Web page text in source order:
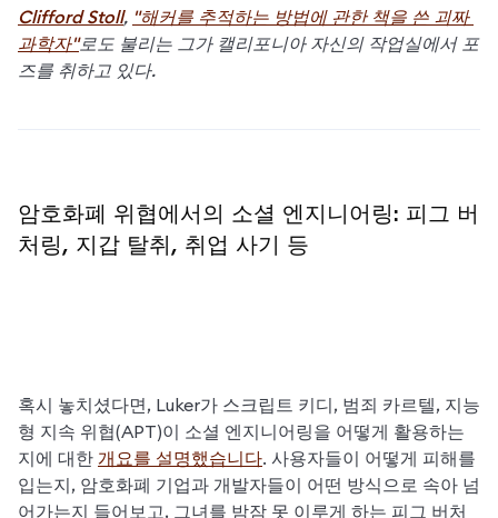
Clifford Stoll, "해커를 추적하는 방법에 관한 책을 쓴 괴짜
과학자"로도 불리는 그가 캘리포니아 자신의 작업실에서 포
즈를 취하고 있다.
암호화폐 위협에서의 소셜 엔지니어링: 피그 버
처링, 지갑 탈취, 취업 사기 등
혹시 놓치셨다면, Luker가 스크립트 키디, 범죄 카르텔, 지능
형 지속 위협(APT)이 소셜 엔지니어링을 어떻게 활용하는
지에 대한 개요를 설명했습니다. 사용자들이 어떻게 피해를
입는지, 암호화폐 기업과 개발자들이 어떤 방식으로 속아 넘
어가는지 들어보고, 그녀를 밤잠 못 이루게 하는 피그 버처